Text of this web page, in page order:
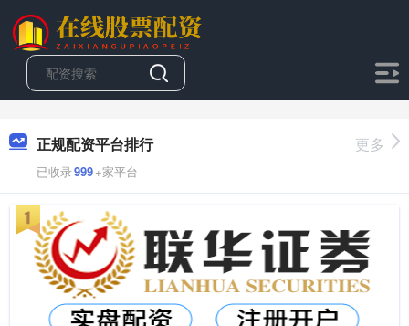
正规配资平台排行
已收录999+家平台
更多